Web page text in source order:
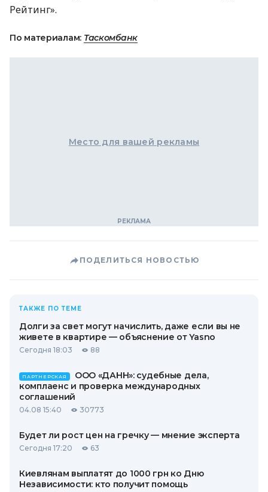
Рейтинг».
По материалам: Таскомбанк
Место для вашей рекламы
ПОДЕЛИТЬСЯ НОВОСТЬЮ
ТАКЖЕ ПО ТЕМЕ
Долги за свет могут начислить, даже если вы не
живете в квартире — объяснение от Yasno
Сегодня 18:03 88
ПАРТНЕРСКАЯ
ООО «ДАНН»: судебные дела,
комплаенс и проверка международных
соглашений
04.08 15:40 30773
Будет ли рост цен на гречку — мнение эксперта
Сегодня 17:20 63
Киевлянам выплатят до 1000 грн ко Дню
Независимости: кто получит помощь